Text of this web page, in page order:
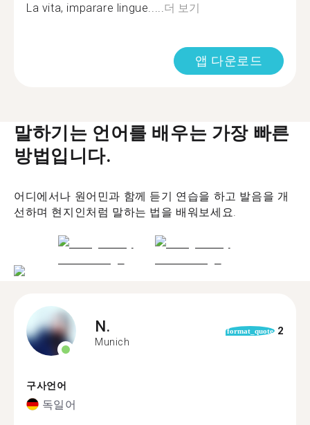
La vita, imparare lingue..... 더 보기
앱 다운로드
말하기는 언어를 배우는 가장 빠른
방법입니다.
어디에서나 원어민과 함께 듣기 연습을 하고 발음을 개
선하며 현지인처럼 말하는 법을 배워보세요.
N.
Munich
format_quote 2
구사언어
독일어